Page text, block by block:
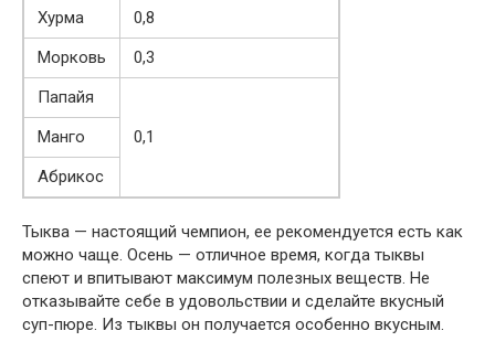
Хурма
0,8
Морковь
0,3
Папайя
0,1
Манго
Абрикос
Тыква — настоящий чемпион, ее рекомендуется есть как
можно чаще. Осень — отличное время, когда тыквы
спеют и впитывают максимум полезных веществ. Не
отказывайте себе в удовольствии и сделайте вкусный
суп-пюре. Из тыквы он получается особенно вкусным.